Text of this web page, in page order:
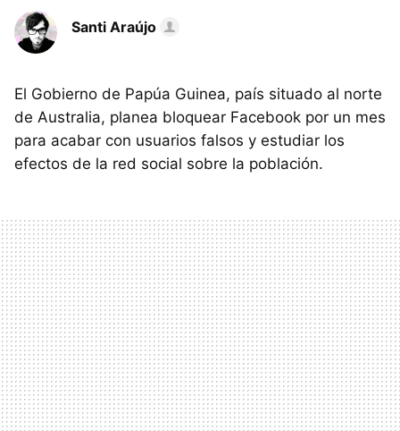
Santi Araújo
El Gobierno de Papúa Guinea, país situado al norte
de Australia, planea bloquear Facebook por un mes
para acabar con usuarios falsos y estudiar los
efectos de la red social sobre la población.